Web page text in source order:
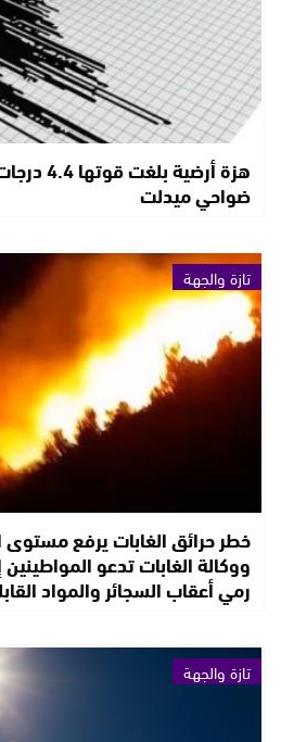
هزة
ضواحي ميدلت
تازة والجهة
خطر حرائق الغابات يرفع مستوى
ووكالة الغابات تدعو
رمي أعقاب السجائر والمواد
تازة والجهة